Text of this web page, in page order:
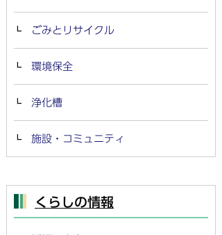
ごみとリサイクル
環境保全
浄化槽
施設・コミュニティ
くらしの情報